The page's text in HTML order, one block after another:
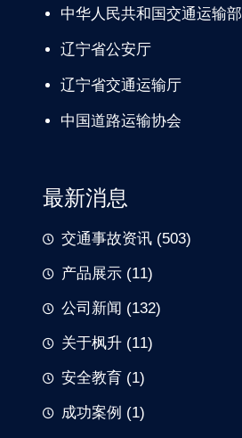
中华人民共和国交通运输部
辽宁省公安厅
辽宁省交通运输厅
中国道路运输协会
最新消息
交通事故资讯 (503)
产品展示 (11)
公司新闻 (132)
关于枫升 (11)
安全教育 (1)
成功案例 (1)